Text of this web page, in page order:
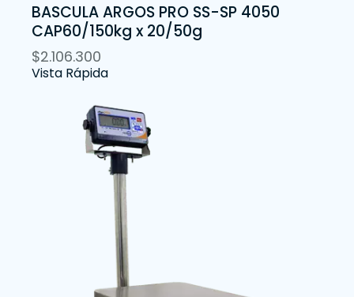
BASCULA ARGOS PRO SS-SP 4050
CAP60/150kg x 20/50g
$2.106.300
Vista Rápida